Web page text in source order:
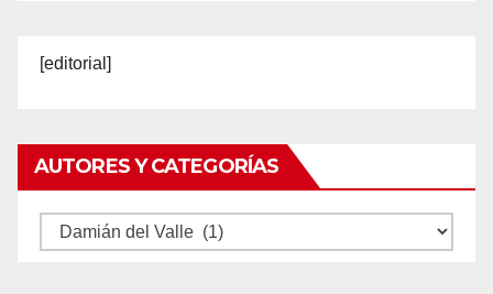
[editorial]
AUTORES Y CATEGORÍAS
Autores